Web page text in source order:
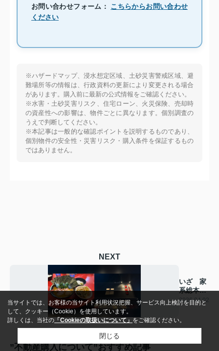
お問い合わせフォーム：
こちらからお問い合わせ
ください
※ハザードマップ、浸水想定区域、土砂災害警戒区域、避
難場所等の情報は、行政資料の更新により変更される場合
があります。購入前に最新の公式情報をご確認ください。
※水害・土砂災害リスク、住宅ローン、火災保険、売却時
の資産性への影響は、物件ごとに異なります。個別調査の
うえで判断してください。
※本記事は一般的な確認ポイントを説明するものであり、
個別物件の安全性・災害リスク・購入条件を保証するもの
ではありません。
NEXT
いざ 家
系総本山
へ
2026.04.02
”不動産購入について”おすすめ記事
当サイトでは、お客様の当サイト利用状況把握、サービス向上検討を目的と
して、クッキー（Cookie）を使用しています。
詳しくは、当社の 「Cookieの取扱いについて」 をご確認ください。
閉じる